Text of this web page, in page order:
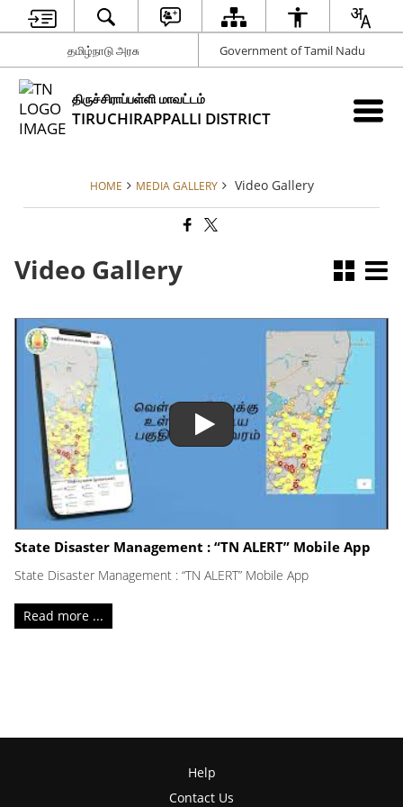
தமிழ்நாடு அரசு Government of Tamil Nadu
திருச்சிராப்பள்ளி மாவட்டம்
TIRUCHIRAPPALLI DISTRICT
HOME MEDIA GALLERY Video Gallery
Video Gallery
State Disaster Management : “TN ALERT” Mobile App
State Disaster Management : “TN ALERT” Mobile App
Read more ...
Help
Contact Us